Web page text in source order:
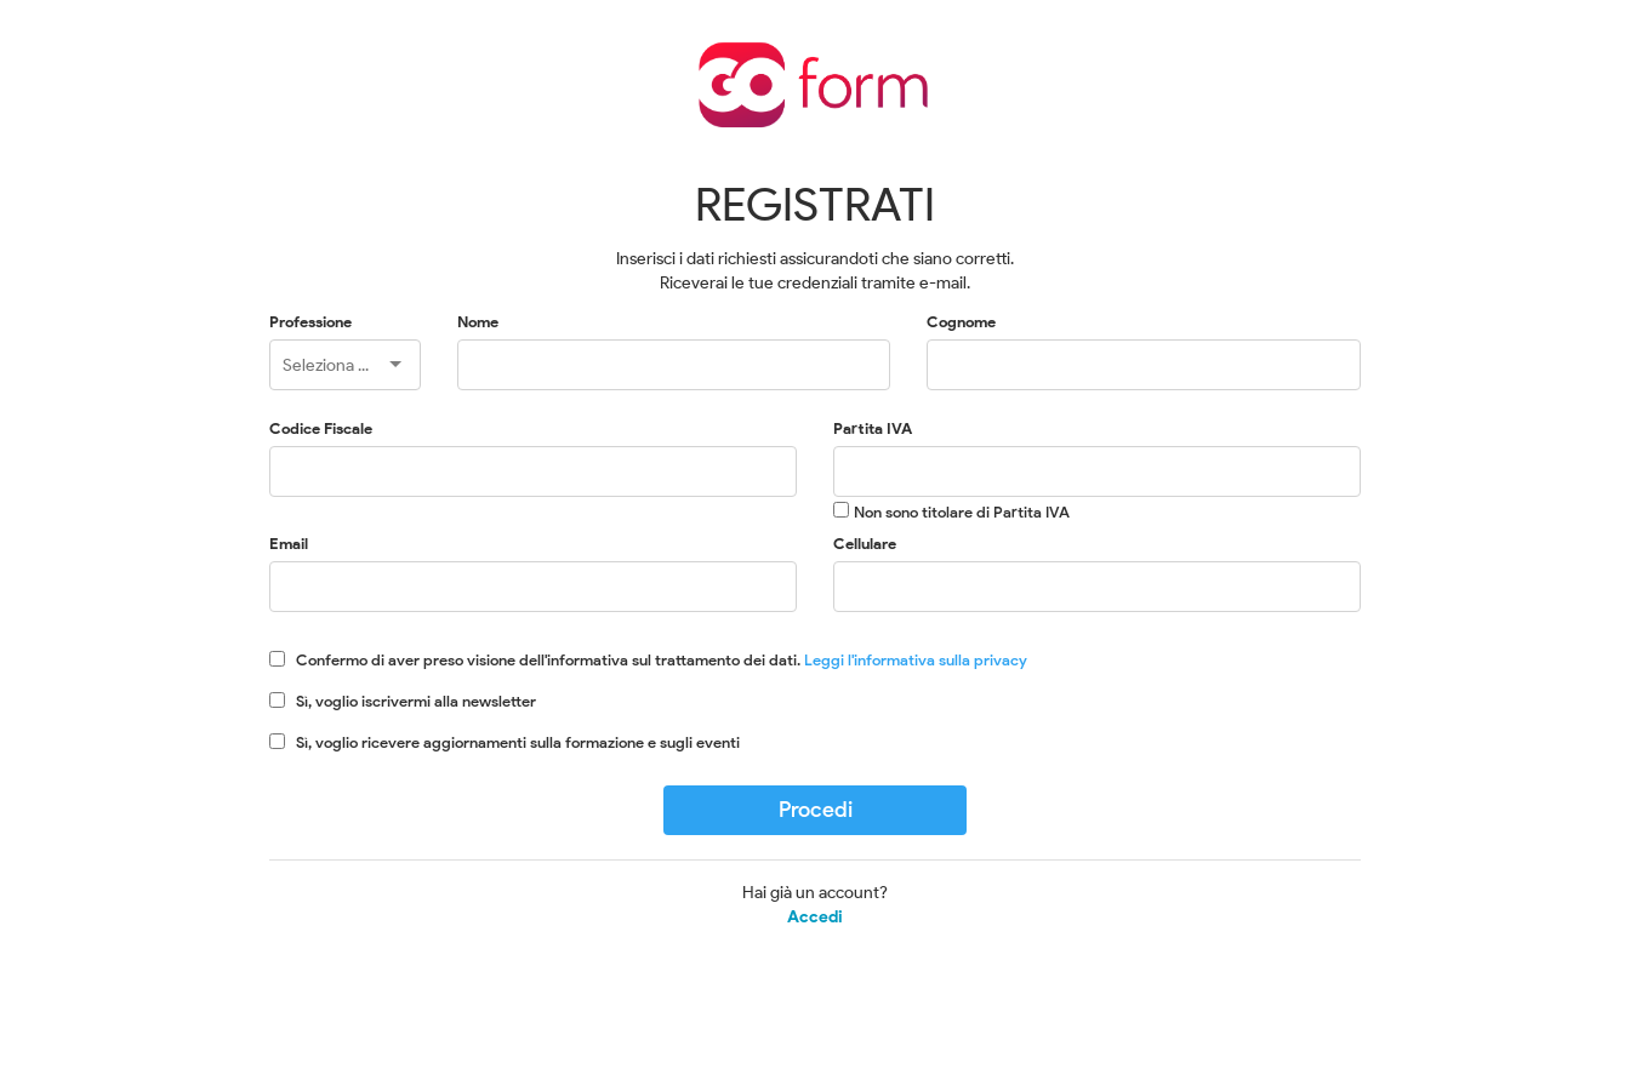
REGISTRATI
Inserisci i dati richiesti assicurandoti che siano corretti.
Riceverai le tue credenziali tramite e-mail.
Professione Nome Cognome
Codice Fiscale Partita IVA
Non sono titolare di Partita IVA
Email
Cellulare
Confermo di aver preso visione dell'informativa sul trattamento dei dati. Leggi l'informativa sulla privacy
Sì, voglio iscrivermi alla newsletter
Sì, voglio ricevere aggiornamenti sulla formazione e sugli eventi
Procedi
Hai già un account?
Accedi